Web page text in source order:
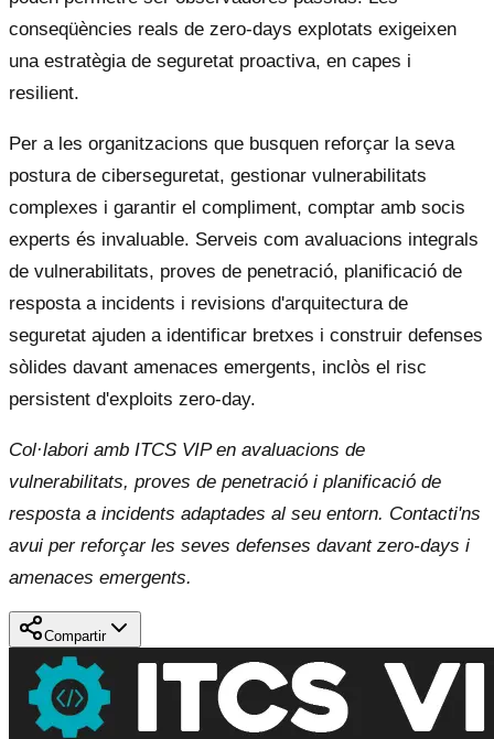
conseqüències reals de zero-days explotats exigeixen
una estratègia de seguretat proactiva, en capes i
resilient.
Per a les organitzacions que busquen reforçar la seva
postura de ciberseguretat, gestionar vulnerabilitats
complexes i garantir el compliment, comptar amb socis
experts és invaluable. Serveis com avaluacions integrals
de vulnerabilitats, proves de penetració, planificació de
resposta a incidents i revisions d'arquitectura de
seguretat ajuden a identificar bretxes i construir defenses
sòlides davant amenaces emergents, inclòs el risc
persistent d'exploits zero-day.
Col·labori amb ITCS VIP en avaluacions de
vulnerabilitats, proves de penetració i planificació de
resposta a incidents adaptades al seu entorn. Contacti'ns
avui per reforçar les seves defenses davant zero-days i
amenaces emergents.
Compartir